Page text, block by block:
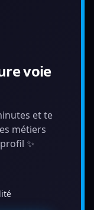
voie
et te
métiers
✨